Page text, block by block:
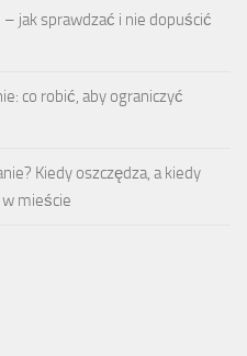
jak sprawdzać i nie dopuścić
co robić, aby ograniczyć
Kiedy oszczędza, a kiedy
mieście